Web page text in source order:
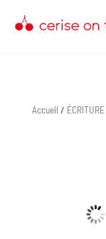
Accueil / ÉCRITURE